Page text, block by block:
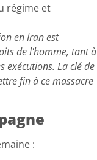
régime et
en Iran est
de l'homme, tant à
exécutions. La clé de
fin à ce massacre
: